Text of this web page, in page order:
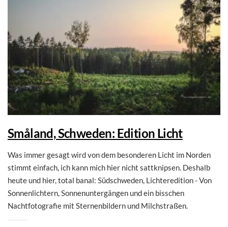
Småland, Schweden: Edition Licht
Was immer gesagt wird von dem besonderen Licht im Norden
stimmt einfach, ich kann mich hier nicht sattknipsen. Deshalb
heute und hier, total banal: Südschweden, Lichteredition - Von
Sonnenlichtern, Sonnenuntergängen und ein bisschen
Nachtfotografie mit Sternenbildern und Milchstraßen.